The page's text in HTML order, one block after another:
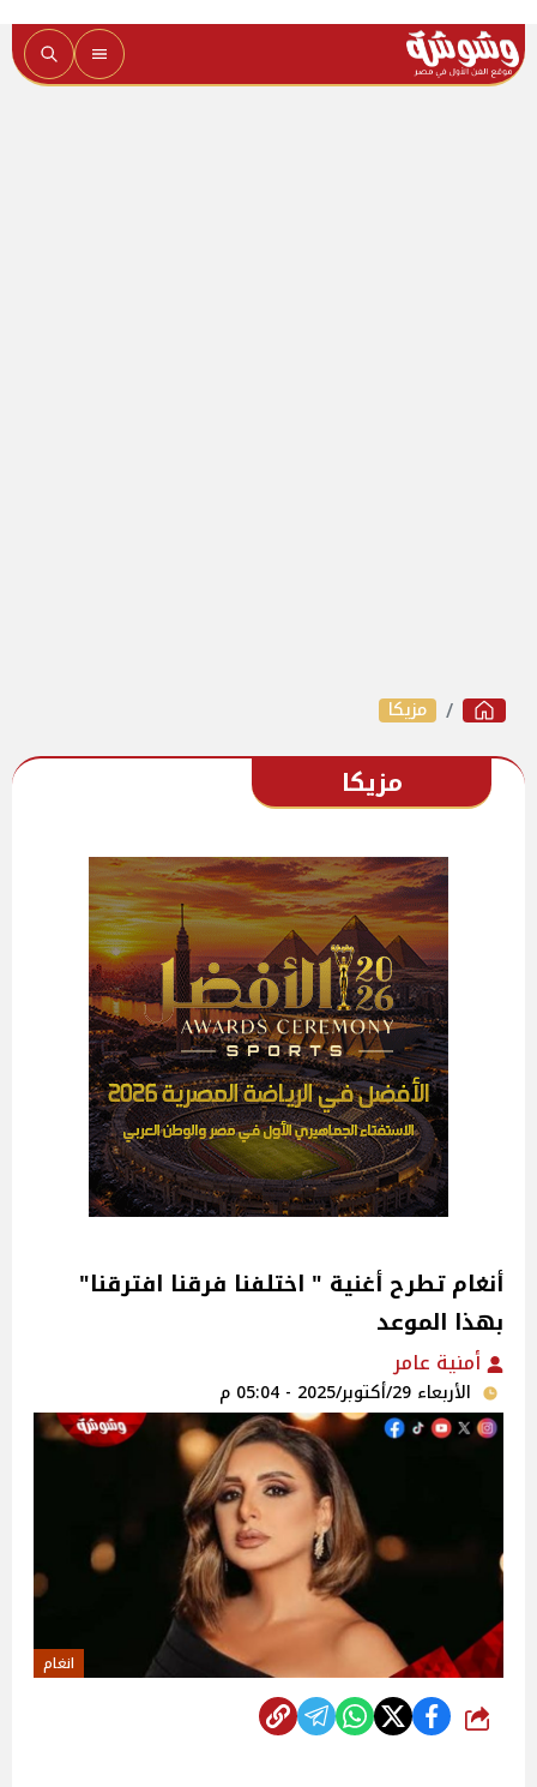
مزيكا
مزيكا
أنغام تطرح أغنية " اختلفنا فرقنا افترقنا"
بهذا الموعد
أمنية عامر
الأربعاء 29/أكتوبر/2025 - 05:04 م
انغام
شارك